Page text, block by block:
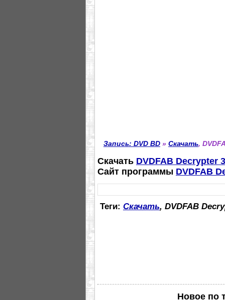
Запись: DVD BD » Скачать,
Скачать DVDFAB Decrypter
Сайт программы DVDFAB
Теги: Скачать, DVDFAB
Новое по